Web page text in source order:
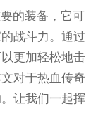
的装备，它可
战斗力。通过
更加轻松地击
对于热血传奇
让我们一起挥